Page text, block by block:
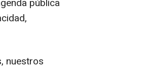
pública
nuestros